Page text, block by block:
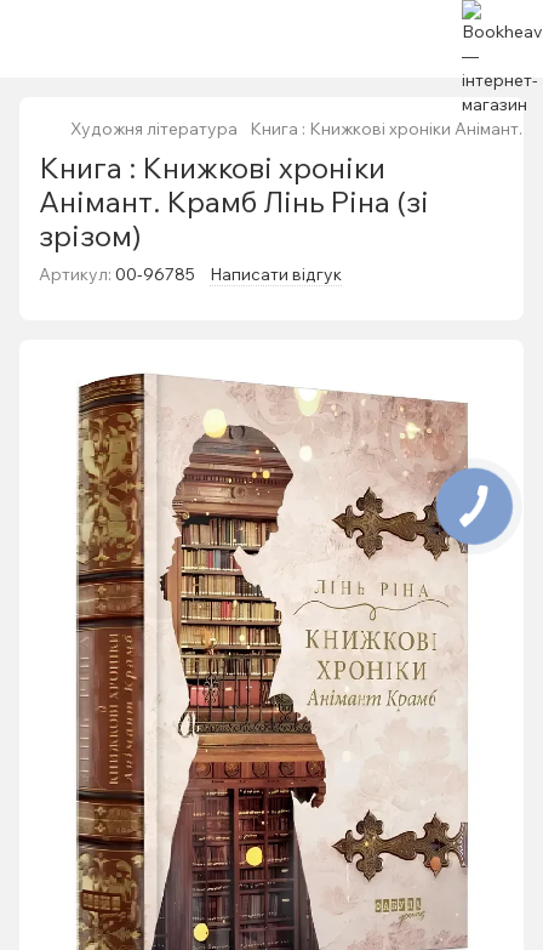
Художня література Книга : Книжкові хроніки Анімант.
Книга : Книжкові хроніки
Анімант. Крамб Лінь Ріна (зі
зрізом)
Артикул: 00-96785 Написати відгук